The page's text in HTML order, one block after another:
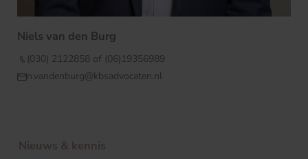
Niels van den Burg
(030) 2122858 of (06)19356989
n.vandenburg@kbsadvocaten.nl
Nieuws & kennis